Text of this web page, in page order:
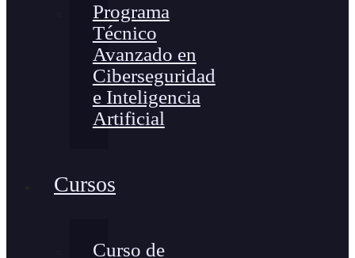
Programa
Técnico
Avanzado en
Ciberseguridad
e Inteligencia
Artificial
Cursos
Curso de